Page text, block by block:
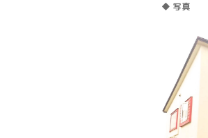
◆ 写真